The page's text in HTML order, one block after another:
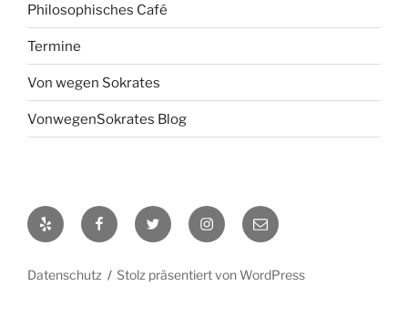
Philosophisches Café
Termine
Von wegen Sokrates
VonwegenSokrates Blog
Yelp FacebookTwitter Instagram
E-
Mail
Datenschutz Stolz präsentiert von WordPress